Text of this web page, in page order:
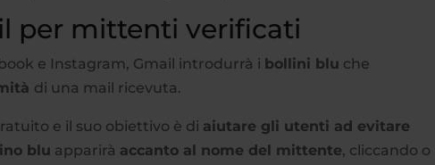
per mittenti verificati
e Instagram, Gmail introdurrà i bollini blu che
di una mail ricevuta.
e il suo obiettivo è di aiutare gli utenti ad evitare
blu apparirà accanto al nome del mittente, cliccando o